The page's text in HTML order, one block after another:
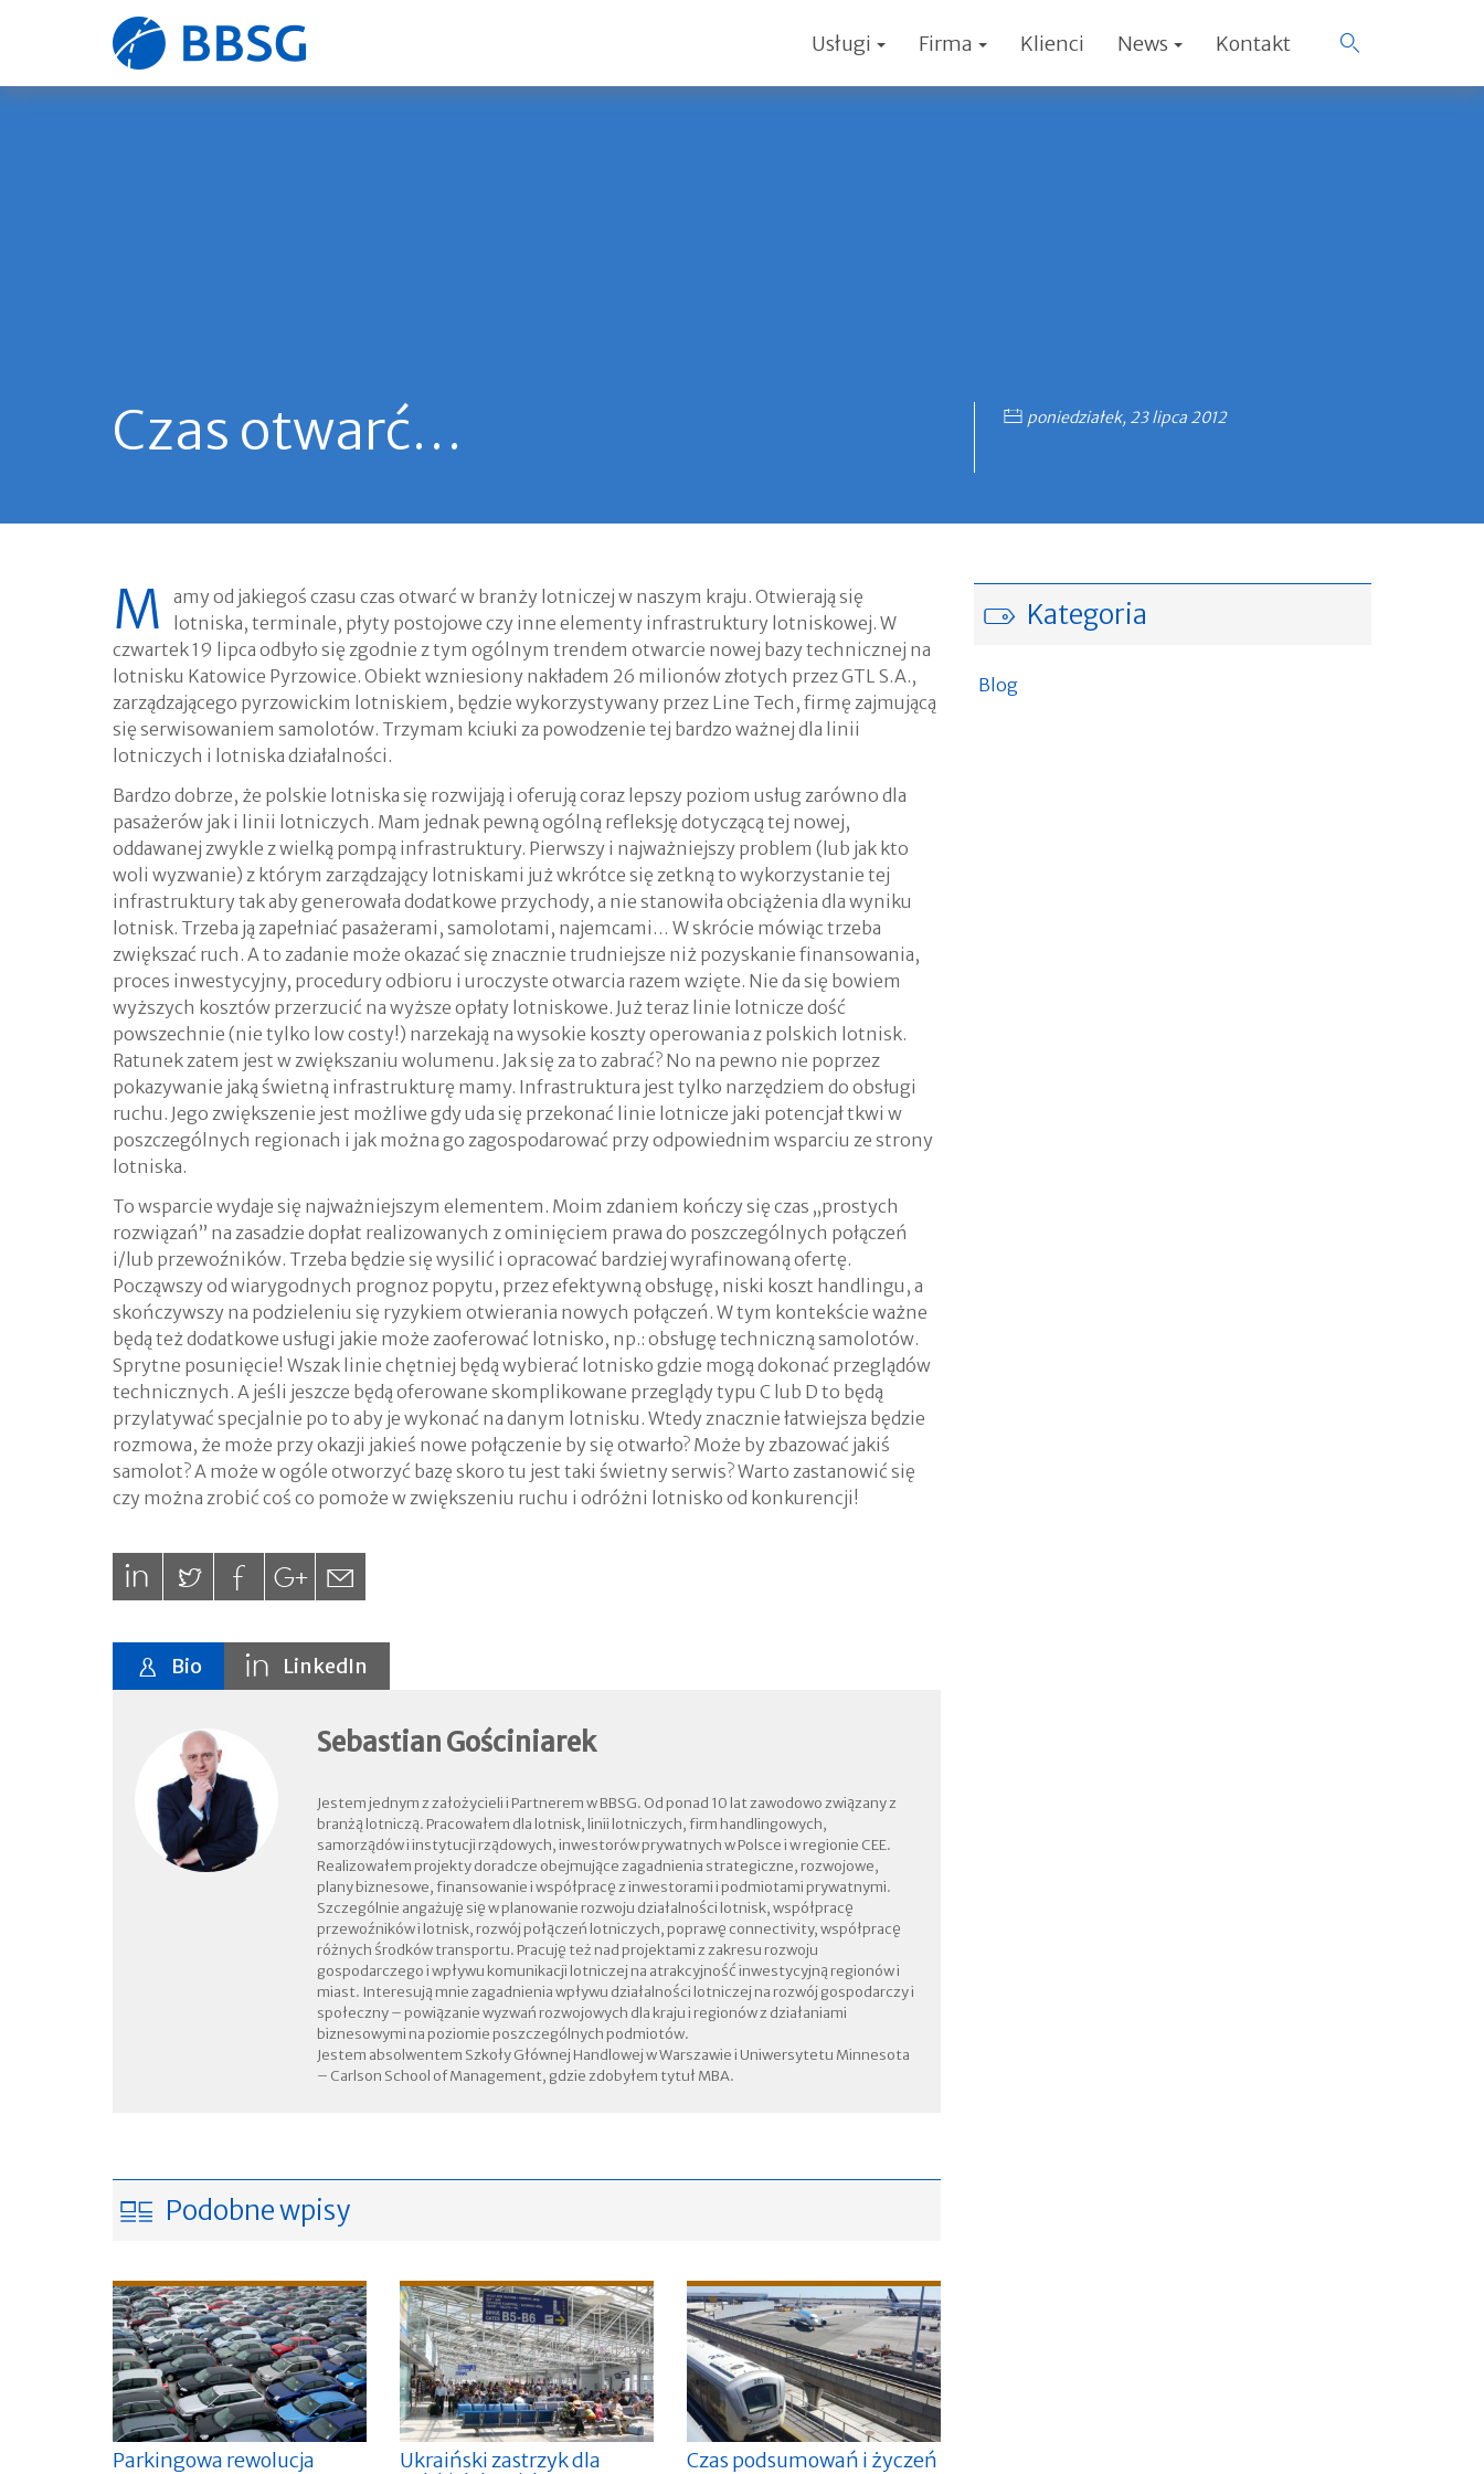
Strona
Usługi Firma Klienci News Kontakt
Czas otwarć… poniedziałek, 23 lipca 2012
M
amy od jakiegoś czasu czas otwarć w branży lotniczej w naszym kraju. Otwierają się
lotniska, terminale, płyty postojowe czy inne elementy infrastruktury lotniskowej. W
czwartek 19 lipca odbyło się zgodnie z tym ogólnym trendem otwarcie nowej bazy technicznej na
lotnisku Katowice Pyrzowice. Obiekt wzniesiony nakładem 26 milionów złotych przez GTL S.A.,
zarządzającego pyrzowickim lotniskiem, będzie wykorzystywany przez Line Tech, firmę zajmującą
się serwisowaniem samolotów. Trzymam kciuki za powodzenie tej bardzo ważnej dla linii
lotniczych i lotniska działalności.
Bardzo dobrze, że polskie lotniska się rozwijają i oferują coraz lepszy poziom usług zarówno dla
pasażerów jak i linii lotniczych. Mam jednak pewną ogólną refleksję dotyczącą tej nowej,
oddawanej zwykle z wielką pompą infrastruktury. Pierwszy i najważniejszy problem (lub jak kto
woli wyzwanie) z którym zarządzający lotniskami już wkrótce się zetkną to wykorzystanie tej
infrastruktury tak aby generowała dodatkowe przychody, a nie stanowiła obciążenia dla wyniku
lotnisk. Trzeba ją zapełniać pasażerami, samolotami, najemcami… W skrócie mówiąc trzeba
zwiększać ruch. A to zadanie może okazać się znacznie trudniejsze niż pozyskanie finansowania,
proces inwestycyjny, procedury odbioru i uroczyste otwarcia razem wzięte. Nie da się bowiem
wyższych kosztów przerzucić na wyższe opłaty lotniskowe. Już teraz linie lotnicze dość
powszechnie (nie tylko low costy!) narzekają na wysokie koszty operowania z polskich lotnisk.
Ratunek zatem jest w zwiększaniu wolumenu. Jak się za to zabrać? No na pewno nie poprzez
pokazywanie jaką świetną infrastrukturę mamy. Infrastruktura jest tylko narzędziem do obsługi
ruchu. Jego zwiększenie jest możliwe gdy uda się przekonać linie lotnicze jaki potencjał tkwi w
poszczególnych regionach i jak można go zagospodarować przy odpowiednim wsparciu ze strony
lotniska.
To wsparcie wydaje się najważniejszym elementem. Moim zdaniem kończy się czas „prostych
rozwiązań” na zasadzie dopłat realizowanych z ominięciem prawa do poszczególnych połączeń
i/lub przewoźników. Trzeba będzie się wysilić i opracować bardziej wyrafinowaną ofertę.
Począwszy od wiarygodnych prognoz popytu, przez efektywną obsługę, niski koszt handlingu, a
skończywszy na podzieleniu się ryzykiem otwierania nowych połączeń. W tym kontekście ważne
będą też dodatkowe usługi jakie może zaoferować lotnisko, np.: obsługę techniczną samolotów.
Sprytne posunięcie! Wszak linie chętniej będą wybierać lotnisko gdzie mogą dokonać przeglądów
technicznych. A jeśli jeszcze będą oferowane skomplikowane przeglądy typu C lub D to będą
przylatywać specjalnie po to aby je wykonać na danym lotnisku. Wtedy znacznie łatwiejsza będzie
rozmowa, że może przy okazji jakieś nowe połączenie by się otwarło? Może by zbazować jakiś
samolot? A może w ogóle otworzyć bazę skoro tu jest taki świetny serwis? Warto zastanowić się
czy można zrobić coś co pomoże w zwiększeniu ruchu i odróżni lotnisko od konkurencji!
Bio LinkedIn
Sebastian Gościniarek
Jestem jednym z założycieli i Partnerem w BBSG. Od ponad 10 lat zawodowo związany z
branżą lotniczą. Pracowałem dla lotnisk, linii lotniczych, firm handlingowych,
samorządów i instytucji rządowych, inwestorów prywatnych w Polsce i w regionie CEE.
Realizowałem projekty doradcze obejmujące zagadnienia strategiczne, rozwojowe,
plany biznesowe, finansowanie i współpracę z inwestorami i podmiotami prywatnymi.
Szczególnie angażuję się w planowanie rozwoju działalności lotnisk, współpracę
przewoźników i lotnisk, rozwój połączeń lotniczych, poprawę connectivity, współpracę
różnych środków transportu. Pracuję też nad projektami z zakresu rozwoju
gospodarczego i wpływu komunikacji lotniczej na atrakcyjność inwestycyjną regionów i
miast. Interesują mnie zagadnienia wpływu działalności lotniczej na rozwój gospodarczy i
społeczny – powiązanie wyzwań rozwojowych dla kraju i regionów z działaniami
biznesowymi na poziomie poszczególnych podmiotów.
Jestem absolwentem Szkoły Głównej Handlowej w Warszawie i Uniwersytetu Minnesota
– Carlson School of Management, gdzie zdobyłem tytuł MBA.
Kategoria
Blog
Podobne wpisy
Parkingowa rewolucja
Ukraiński zastrzyk dla
Czas podsumowań i życzeń